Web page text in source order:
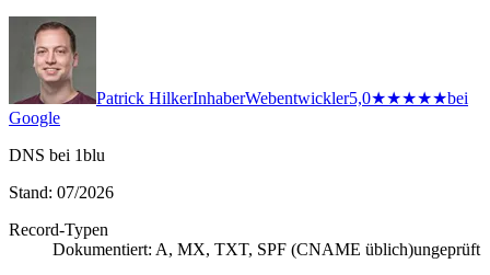
Patrick HilkerInhaberWebentwickler5,0★★★★★bei
Google
DNS bei 1blu
Stand: 07/2026
Record-Typen
Dokumentiert: A, MX, TXT, SPF (CNAME üblich)ungeprüft